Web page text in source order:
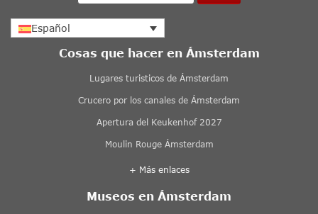
Español
Cosas que hacer en Ámsterdam
Lugares turisticos de Ámsterdam
Crucero por los canales de Ámsterdam
Apertura del Keukenhof 2027
Moulin Rouge Ámsterdam
+ Más enlaces
Museos en Ámsterdam